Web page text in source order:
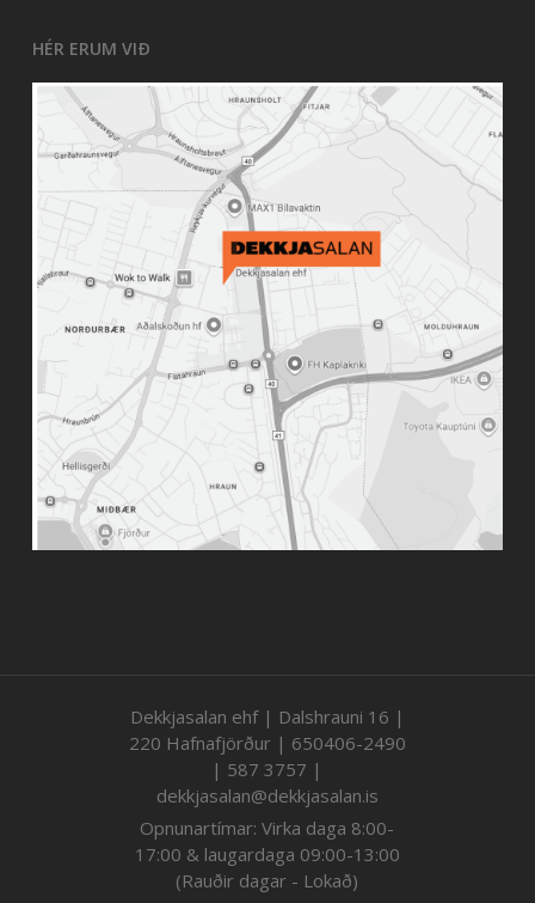
HÉR ERUM VIÐ
Dekkjasalan ehf | Dalshrauni 16 |
220 Hafnafjörður | 650406-2490
| 587 3757 |
dekkjasalan@dekkjasalan.is
Opnunartímar: Virka daga 8:00-
17:00 & laugardaga 09:00-13:00
(Rauðir dagar - Lokað)